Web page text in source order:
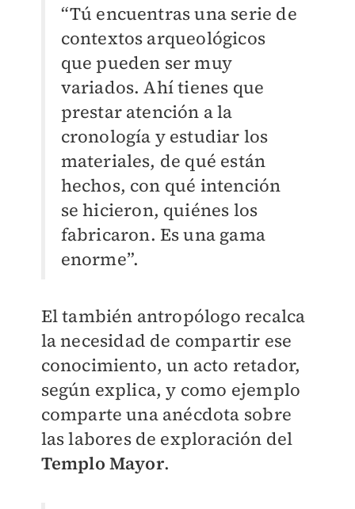
“Tú encuentras una serie de
contextos arqueológicos
que pueden ser muy
variados. Ahí tienes que
prestar atención a la
cronología y estudiar los
materiales, de qué están
hechos, con qué intención
se hicieron, quiénes los
fabricaron. Es una gama
enorme”.
El también antropólogo recalca
la necesidad de compartir ese
conocimiento, un acto retador,
según explica, y como ejemplo
comparte una anécdota sobre
las labores de exploración del
Templo Mayor.